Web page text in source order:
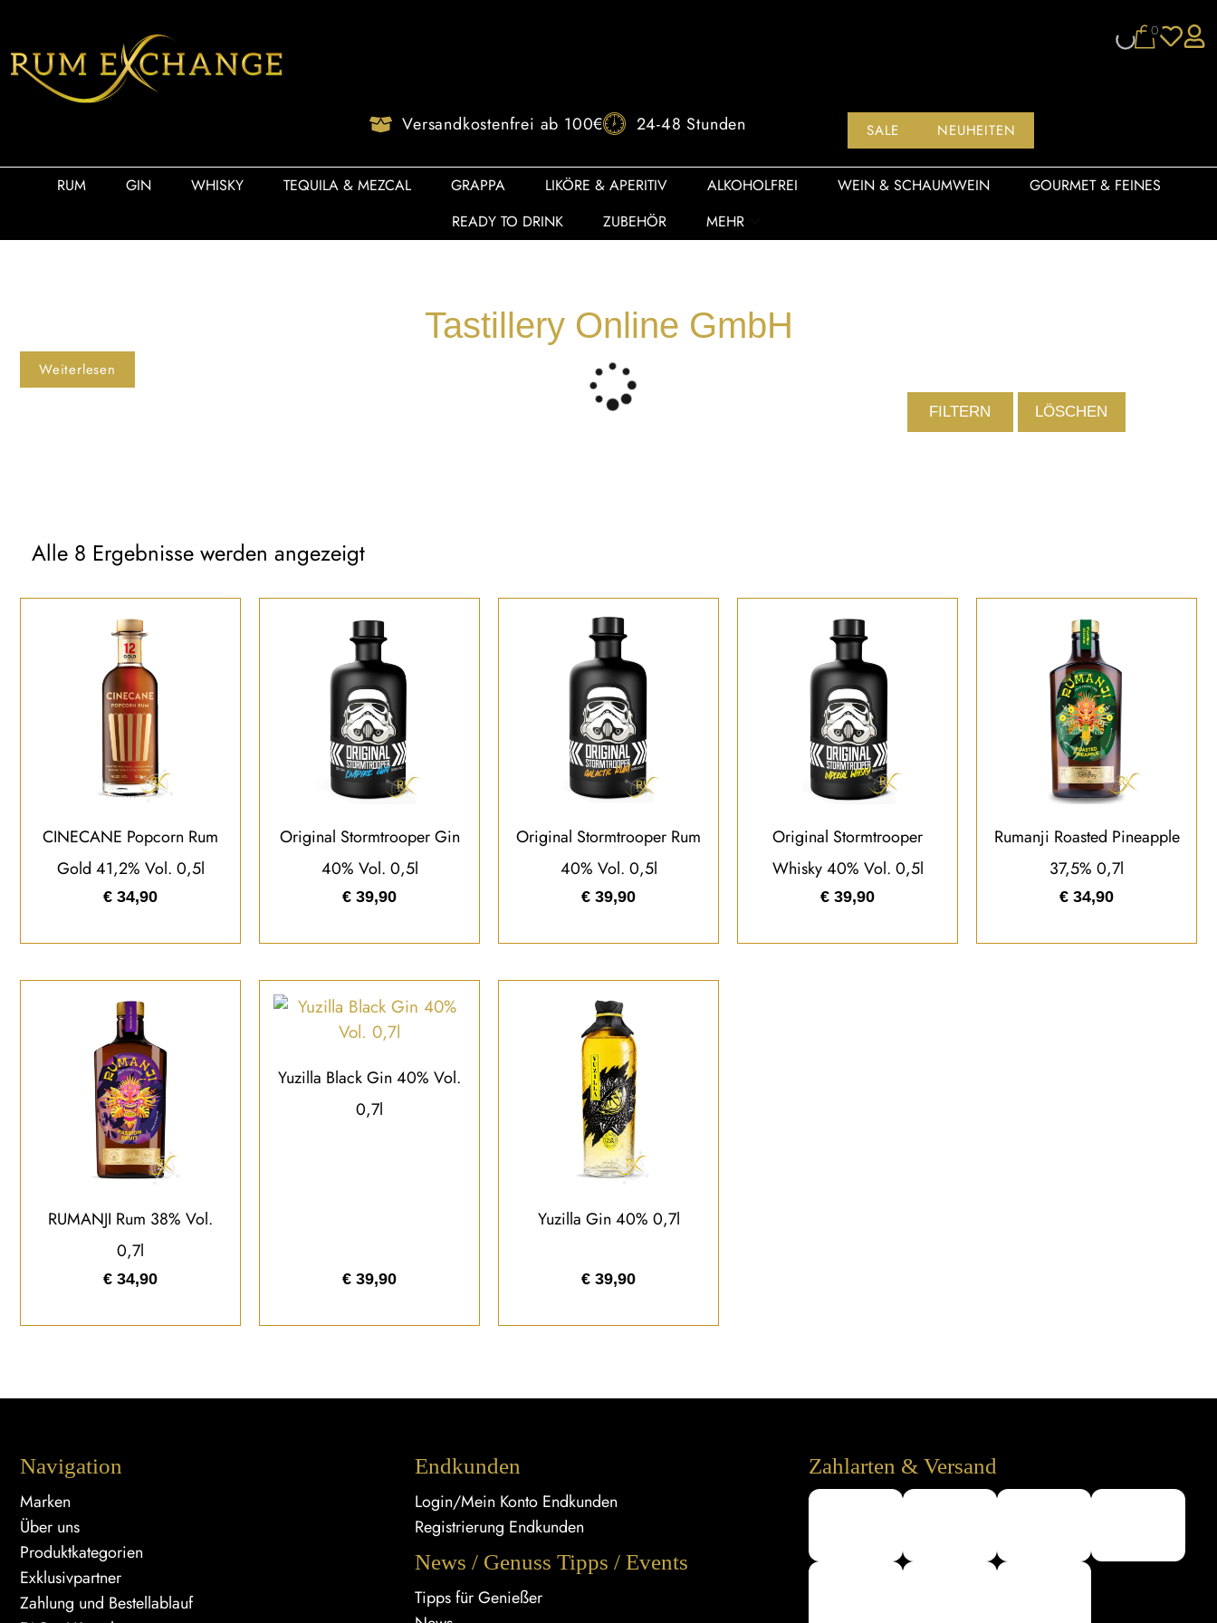
0
Versandkostenfrei ab 100€ 24-48 Stunden SALE NEUHEITEN
RUM GIN WHISKY TEQUILA & MEZCAL GRAPPA LIKÖRE & APERITIV ALKOHOLFREI WEIN & SCHAUMWEIN
GOURMET & FEINES
READY TO DRINK
ZUBEHÖR MEHR
Tastillery Online GmbH
Weiterlesen
FILTERN LÖSCHEN
Alle 8 Ergebnisse werden angezeigt
CINECANE Popcorn Rum
Gold 41,2% Vol. 0,5l
€ 34,90
Original Stormtrooper Gin
40% Vol. 0,5l
€ 39,90
Original Stormtrooper Rum
40% Vol. 0,5l
€ 39,90
Original Stormtrooper
Whisky 40% Vol. 0,5l
€ 39,90
Rumanji Roasted Pineapple
37,5% 0,7l
€ 34,90
RUMANJI Rum 38% Vol.
0,7l
€ 34,90
Yuzilla Black Gin 40% Vol.
0,7l
€ 39,90
Yuzilla Gin 40% 0,7l
€ 39,90
Navigation
Marken
Über uns
Produktkategorien
Exklusivpartner
Zahlung und Bestellablauf
Endkunden
Login/Mein Konto Endkunden
Registrierung Endkunden
News / Genuss Tipps / Events
Tipps für Genießer
Zahlarten & Versand